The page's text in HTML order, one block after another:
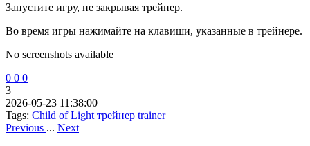
Запустите игру, не закрывая трейнер.
Во время игры нажимайте на клавиши, указанные в трейнере.
No screenshots available
0 0 0
3
2026-05-23 11:38:00
Tags: Child of Light трейнер trainer
Previous ... Next